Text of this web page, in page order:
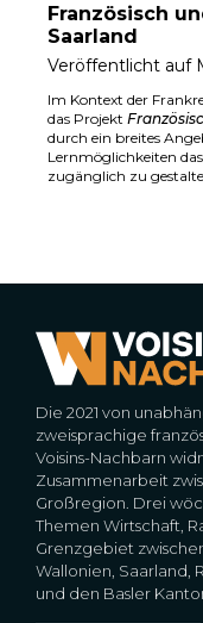
Französisch
Saarland
Veröffentlicht auf
Im Kontext der
das Projekt
durch ein breites
Lernmöglichkeiten
zugänglich zu
Die 2021 von
zweisprachige
Voisins-Nachbarn
Zusammenarbeit
Großregion. Drei
Themen Wirtschaft,
Grenzgebiet
Wallonien, Saarland,
und den Basler